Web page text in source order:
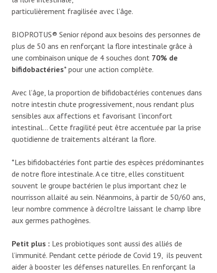
particulièrement fragilisée avec l’âge.
BIOPROTUS® Senior répond aux besoins des personnes de
plus de 50 ans en renforçant la flore intestinale grâce à
une combinaison unique de 4 souches dont 70% de
bifidobactéries* pour une action complète.
Avec l’âge, la proportion de bifidobactéries contenues dans
notre intestin chute progressivement, nous rendant plus
sensibles aux affections et favorisant l’inconfort
intestinal… Cette fragilité peut être accentuée par la prise
quotidienne de traitements altérant la flore.
*Les bifidobactéries font partie des espèces prédominantes
de notre flore intestinale. A ce titre, elles constituent
souvent le groupe bactérien le plus important chez le
nourrisson allaité au sein. Néanmoins, à partir de 50/60 ans,
leur nombre commence à décroître laissant le champ libre
aux germes pathogènes.
Petit plus : Les probiotiques sont aussi des alliés de
l’immunité. Pendant cette période de Covid 19, ils peuvent
aider à booster les défenses naturelles. En renforçant la